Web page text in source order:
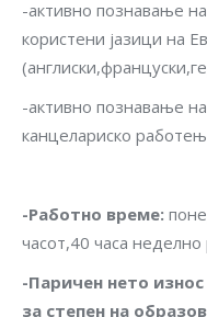
-активно познавање
користени јазици на
-активно познавање
канцелариско
-Работно време:
часот,40 часа
-Паричен нето
за степен на